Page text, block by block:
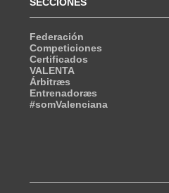
SECCIONES
Federación
Competiciones
Certificados
VALENTA
Árbitræs
Entrenadoræs
#somValenciana